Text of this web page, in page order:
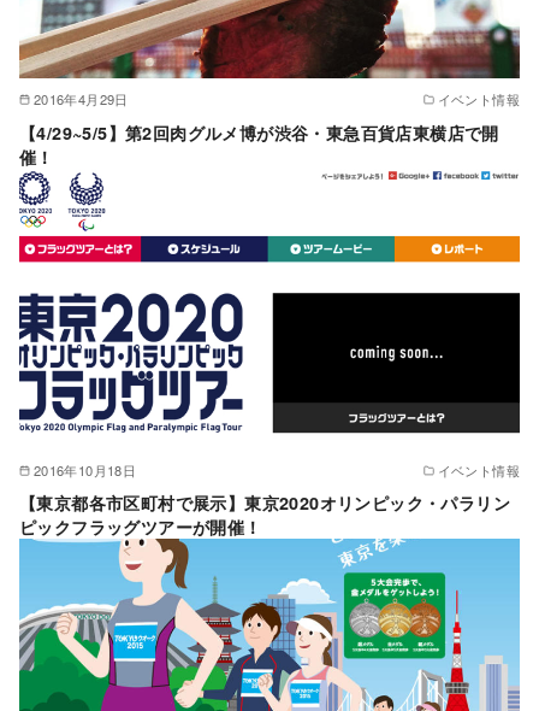
2016年4月29日 イベント情報
【4/29~5/5】第2回肉グルメ博が渋谷・東急百貨店東横店で開
催！
2016年10月18日 イベント情報
【東京都各市区町村で展示】東京2020オリンピック・パラリン
ピックフラッグツアーが開催！